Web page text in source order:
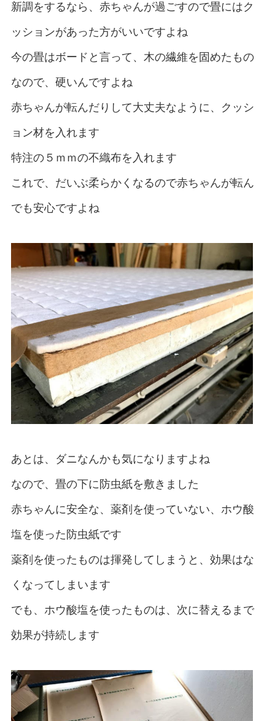
新調をするなら、赤ちゃんが過ごすので畳にはク
ッションがあった方がいいですよね
今の畳はボードと言って、木の繊維を固めたもの
なので、硬いんですよね
赤ちゃんが転んだりして大丈夫なように、クッシ
ョン材を入れます
特注の５ｍｍの不織布を入れます
これで、だいぶ柔らかくなるので赤ちゃんが転ん
でも安心ですよね
あとは、ダニなんかも気になりますよね
なので、畳の下に防虫紙を敷きました
赤ちゃんに安全な、薬剤を使っていない、ホウ酸
塩を使った防虫紙です
薬剤を使ったものは揮発してしまうと、効果はな
くなってしまいます
でも、ホウ酸塩を使ったものは、次に替えるまで
効果が持続します